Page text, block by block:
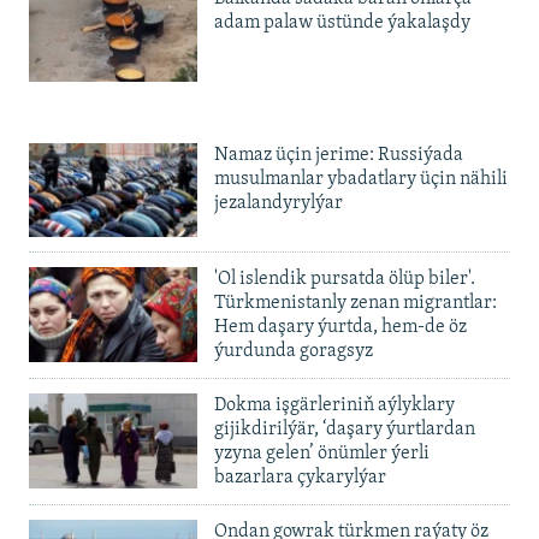
adam palaw üstünde ýakalaşdy
Namaz üçin jerime: Russiýada
musulmanlar ybadatlary üçin nähili
jezalandyrylýar
'Ol islendik pursatda ölüp biler'.
Türkmenistanly zenan migrantlar:
Hem daşary ýurtda, hem-de öz
ýurdunda goragsyz
Dokma işgärleriniň aýlyklary
gijikdirilýär, ‘daşary ýurtlardan
yzyna gelen’ önümler ýerli
bazarlara çykarylýar
Ondan gowrak türkmen raýaty öz